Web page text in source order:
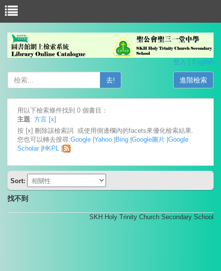
登入 English
去! 進階檢索
用以下檢索條件找到 0 個書目：
主題: 方言 [x]
按 [x] 刪除該檢索詞. 或使用側邊欄內的facets來優化檢索結果.
您也可以轉去搜尋:Google |Yahoo |Bing |Google圖片 |Google
Scholar |HKPL |
Sort:
找不到
SKH Holy Trinity Church Secondary School